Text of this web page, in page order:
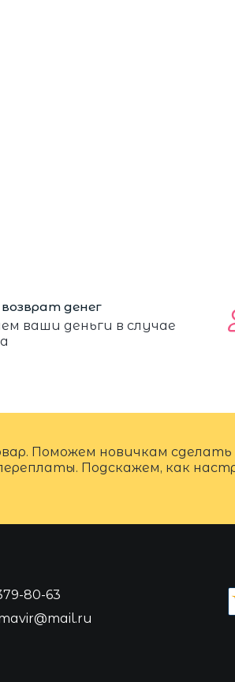
возврат денег
ваши деньги в случае
Поможем новичкам сделать
Подскажем, как
80-63